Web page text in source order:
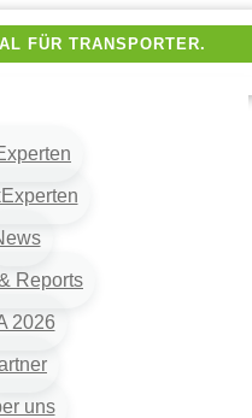
FÜR TRANSPORTER.
Reports
2026
uns